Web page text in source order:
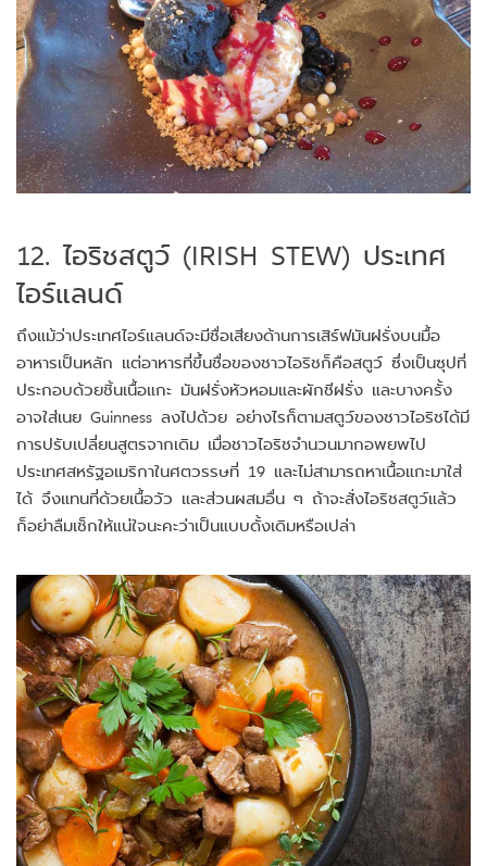
12. ไอริชสตูว์ (IRISH STEW) ประเทศ
ไอร์แลนด์
ถึงแม้ว่าประเทศไอร์แลนด์จะมีชื่อเสียงด้านการเสิร์ฟมันฝรั่งบนมื้อ
อาหารเป็นหลัก แต่อาหารที่ขึ้นชื่อของชาวไอริชก็คือสตูว์ ซึ่งเป็นซุปที่
ประกอบด้วยชิ้นเนื้อแกะ มันฝรั่งหัวหอมและผักชีฝรั่ง และบางครั้ง
อาจใส่เนย Guinness ลงไปด้วย อย่างไรก็ตามสตูว์ของชาวไอริชได้มี
การปรับเปลี่ยนสูตรจากเดิม เมื่อชาวไอริชจำนวนมากอพยพไป
ประเทศสหรัฐอเมริกาในศตวรรษที่ 19 และไม่สามารถหาเนื้อแกะมาใส่
ได้ จึงแทนที่ด้วยเนื้อวัว และส่วนผสมอื่น ๆ ถ้าจะสั่งไอริชสตูว์แล้ว
ก็อย่าลืมเช็กให้แน่ใจนะคะว่าเป็นแบบดั้งเดิมหรือเปล่า